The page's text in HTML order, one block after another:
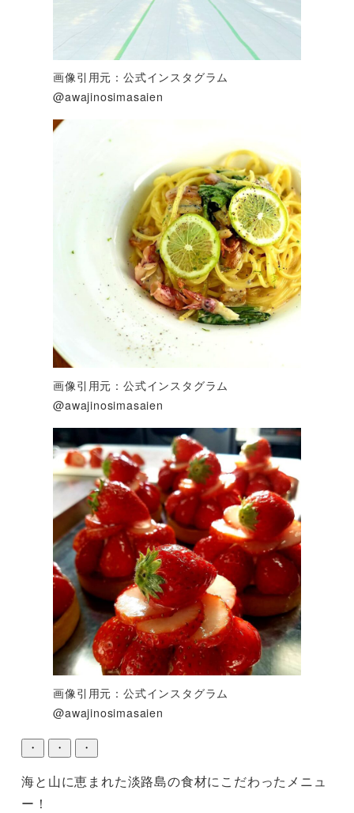
画像引用元：公式インスタグラム
@awajinosimasaien
画像引用元：公式インスタグラム
@awajinosimasaien
画像引用元：公式インスタグラム
@awajinosimasaien
・ ・ ・
海と山に恵まれた淡路島の食材にこだわったメニュ
ー！